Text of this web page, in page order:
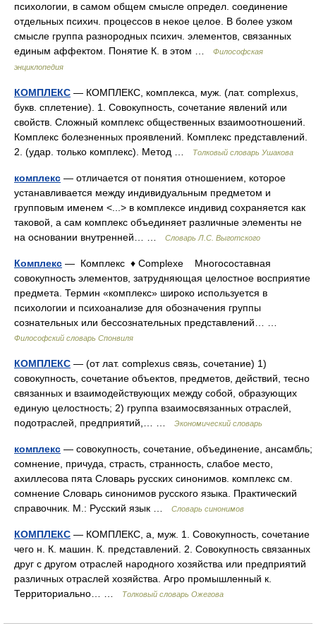
психологии, в самом общем смысле определ. соединение
отдельных психич. процессов в некое целое. В более узком
смысле группа разнородных психич. элементов, связанных
единым аффектом. Понятие К. в этом …
Философская
энциклопедия
КОМПЛЕКС — КОМПЛЕКС, комплекса, муж. (лат. complexus,
букв. сплетение). 1. Совокупность, сочетание явлений или
свойств. Сложный комплекс общественных взаимоотношений.
Комплекс болезненных проявлений. Комплекс представлений.
2. (удар. только комплекс). Метод …
Толковый словарь Ушакова
комплекс — отличается от понятия отношением, которое
устанавливается между индивидуальным предметом и
групповым именем <...> в комплексе индивид сохраняется как
таковой, а сам комплекс объединяет различные элементы не
на основании внутренней… …
Словарь Л.С. Выготского
Комплекс — Комплекс ♦ Complexe Многосоставная
совокупность элементов, затрудняющая целостное восприятие
предмета. Термин «комплекс» широко используется в
психологии и психоанализе для обозначения группы
сознательных или бессознательных представлений… …
Философский словарь Спонвиля
КОМПЛЕКС — (от лат. complexus связь, сочетание) 1)
совокупность, сочетание объектов, предметов, действий, тесно
связанных и взаимодействующих между собой, образующих
единую целостность; 2) группа взаимосвязанных отраслей,
подотраслей, предприятий,… …
Экономический словарь
комплекс — совокупность, сочетание, объединение, ансамбль;
сомнение, причуда, страсть, странность, слабое место,
ахиллесова пята Словарь русских синонимов. комплекс см.
сомнение Словарь синонимов русского языка. Практический
справочник. М.: Русский язык …
Словарь синонимов
КОМПЛЕКС — КОМПЛЕКС, а, муж. 1. Совокупность, сочетание
чего н. К. машин. К. представлений. 2. Совокупность связанных
друг с другом отраслей народного хозяйства или предприятий
различных отраслей хозяйства. Агро промышленный к.
Территориально… …
Толковый словарь Ожегова